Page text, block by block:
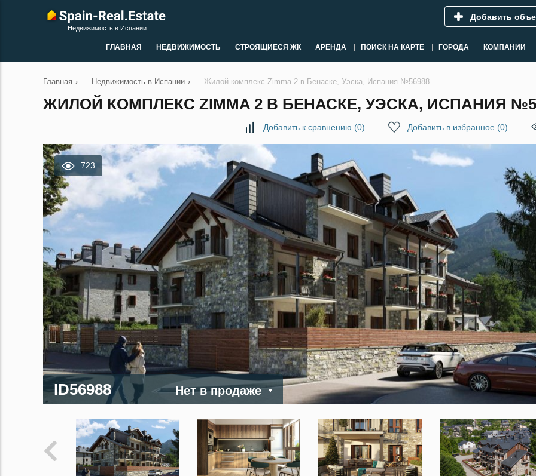
Недвижимость в Испании
Добавить
ГЛАВНАЯ НЕДВИЖИМОСТЬ СТРОЯЩИЕСЯ ЖК АРЕНДА ПОИСК НА КАРТЕ ГОРОДА КОМПАНИИ
Главная › Недвижимость в Испании › Жилой комплекс Zimma 2 в Бенаске, Уэска, Испания №56988
ЖИЛОЙ КОМПЛЕКС ZIMMA 2 В БЕНАСКЕ, УЭСКА, ИСПАНИЯ
Добавить к сравнению (0) Добавить в избранное (0)
723
ID56988 Нет в продаже